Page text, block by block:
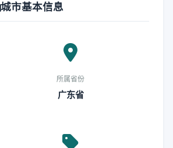
城市基本信息
所属省份
广东省